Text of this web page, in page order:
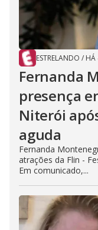
ESTRELANDO / HÁ
Fernanda
presença
Niterói
aguda
Fernanda
atrações da Flin -
Em comunicado,...